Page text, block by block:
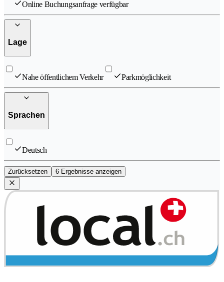
Online Buchungsanfrage verfügbar
Lage
Nahe öffentlichem Verkehr Parkmöglichkeit
Sprachen
Deutsch
Zurücksetzen 6 Ergebnisse anzeigen